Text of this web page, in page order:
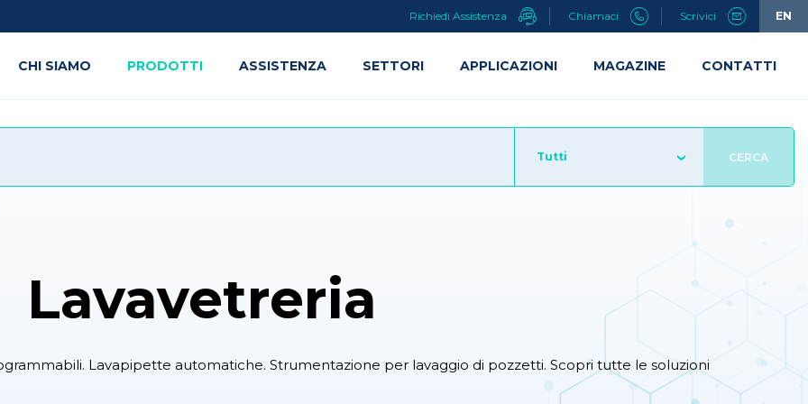
Tutti CERCA
Lavavetreria
Lavapipette automatiche. Strumentazione per lavaggio di pozzetti. Scopri tutte le soluzioni
Richiedi Assistenza Chiamaci Scrivici EN
CHI SIAMO PRODOTTI ASSISTENZA SETTORI APPLICAZIONI MAGAZINE CONTATTI